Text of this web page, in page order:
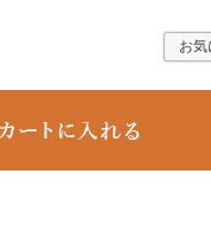
お気